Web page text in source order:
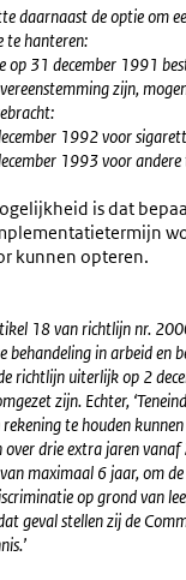
daarnaast de optie om
te hanteren:
op 31 december 1991
zijn,
1992 voor
1993 voor andere
is dat
kunnen opteren.
18 van richtlijn nr.
behandeling in arbeid en
richtlijn uiterlijk op 2
zijn. Echter,
te houden
over drie extra jaren
maximaal 6 jaar, om
op grond van
geval stellen zij de